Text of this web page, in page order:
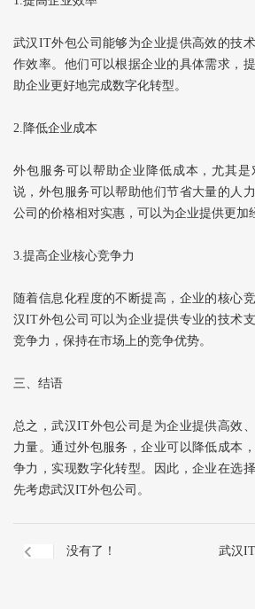
武汉IT外包公司能够为企业提供高效的技
作效率。他们可以根据企业的具体需求，
助企业更好地完成数字化转型。
2.降低企业成本
外包服务可以帮助企业降低成本，尤其
说，外包服务可以帮助他们节省大量的人
公司的价格相对实惠，可以为企业提供更加
3.提高企业核心竞争力
随着信息化程度的不断提高，企业的核心
汉IT外包公司可以为企业提供专业的技术
竞争力，保持在市场上的竞争优势。
三、结语
总之，武汉IT外包公司是为企业提供高效
力量。通过外包服务，企业可以降低成本
争力，实现数字化转型。因此，企业在选
先考虑武汉IT外包公司。
没有了！ 武汉